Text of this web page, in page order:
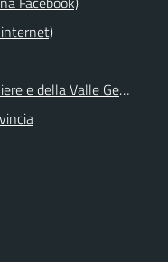
e della Valle Germanasca